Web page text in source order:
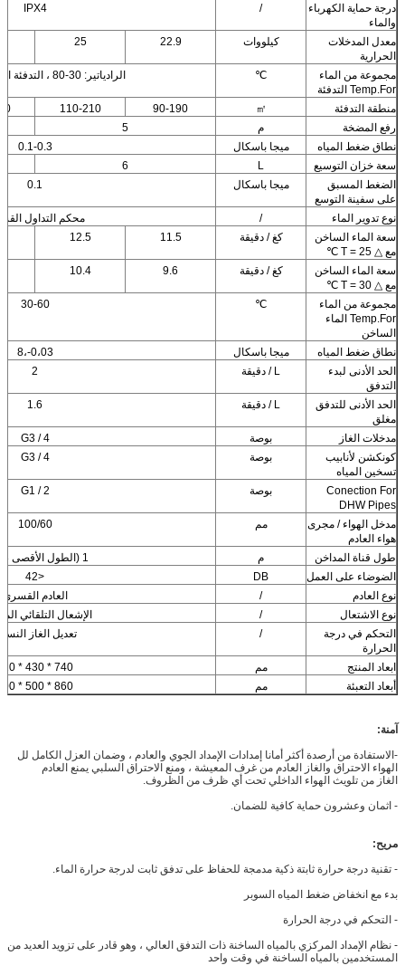
درجة حماية الكهرباء
والماء
/
IPX4
معدل المدخلات
الحرارية
كيلووات 22.9
25
مجموعة من الماء
Temp.For التدفئة
℃ الرادياتير: 30-80 ، التدفئة الأرضية: 30-60
منطقة التدفئة ㎡
90-190
110-210
رفع المضخة
م
5
نطاق ضغط المياه
ميجا باسكال
0.1-0.3
سعة خزان التوسيع
L
6
الضغط المسبق
على سفينة التوسع
ميجا باسكال 0.1
نوع تدوير الماء /
محكم التداول
سعة الماء الساخن
مع △ T = 25 ℃
كغ / دقيقة 11.5
12.5
سعة الماء الساخن
مع △ T = 30 ℃
كغ / دقيقة 9.6
10.4
مجموعة من الماء
Temp.For الماء
الساخن
℃
30-60
نطاق ضغط المياه ميجا باسكال
0،03-،8
الحد الأدنى لبدء
التدفق
L / دقيقة 2
الحد الأدنى للتدفق
مغلق
L / دقيقة 1.6
مدخلات الغاز بوصة
G3 / 4
كونكشن لأنابيب
تسخين المياه
بوصة G3 / 4
Conection For
DHW Pipes
بوصة G1 / 2
مدخل الهواء / مجرى
هواء العادم
مم 100/60
طول قناة المداخن م
1 (الطول الأقصى 3 متر)
الضوضاء على العمل
DB
<42
نوع العادم
/
العادم القسري
نوع الاشتعال
/
الإشعال التلقائي
التحكم في درجة
الحرارة
/ تعديل الغاز
ابعاد المنتج مم
740 * 430 * 320
أبعاد التعبئة
مم 860 * 500 * 400
آمنة:
-الاستفادة من أرصدة أكثر أمانا إمدادات الإمداد الجوي والعادم ، وضمان العزل الكامل لل
الهواء الاحتراق والغاز العادم من غرف المعيشة ، ومنع الاحتراق السلبي يمنع العادم
الغاز من تلويث الهواء الداخلي تحت أي ظرف من الظروف.
- اثمان وعشرون حماية كافية للضمان.
مريح:
- تقنية درجة حرارة ثابتة ذكية مدمجة للحفاظ على تدفق ثابت لدرجة حرارة الماء.
بدء مع انخفاض ضغط المياه السوبر
- التحكم في درجة الحرارة
- نظام الإمداد المركزي بالمياه الساخنة ذات التدفق العالي ، وهو قادر على تزويد العديد من
المستخدمين بالمياه الساخنة في وقت واحد